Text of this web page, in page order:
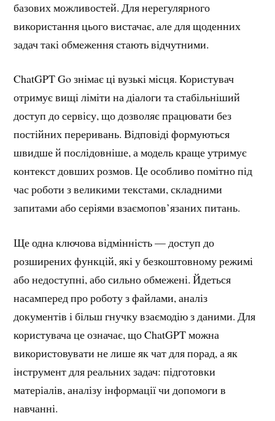
базових можливостей. Для нерегулярного
використання цього вистачає, але для щоденних
задач такі обмеження стають відчутними.
ChatGPT Go знімає ці вузькі місця. Користувач
отримує вищі ліміти на діалоги та стабільніший
доступ до сервісу, що дозволяє працювати без
постійних переривань. Відповіді формуються
швидше й послідовніше, а модель краще утримує
контекст довших розмов. Це особливо помітно під
час роботи з великими текстами, складними
запитами або серіями взаємопов’язаних питань.
Ще одна ключова відмінність — доступ до
розширених функцій, які у безкоштовному режимі
або недоступні, або сильно обмежені. Йдеться
насамперед про роботу з файлами, аналіз
документів і більш гнучку взаємодію з даними. Для
користувача це означає, що ChatGPT можна
використовувати не лише як чат для порад, а як
інструмент для реальних задач: підготовки
матеріалів, аналізу інформації чи допомоги в
навчанні.